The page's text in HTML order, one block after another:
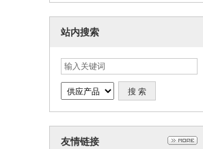
站内搜索
友情链接